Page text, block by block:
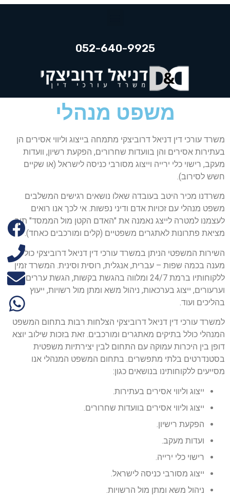
052-640-9925
משפט מנהלי
משרד עורכי דין דניאל דרוביצקי מתמחה בייצוג וליווי אסירים הן
בעתירות אסירים והן בוועדות שחרורים, הפקעת רשיון, וועדות
מעקב, רישוי כלי ירייה וייצוג מסורבי כניסה לישראל (או שקיים
חשש לסירוב).
משרדנו מכיר היטב בעובדה שאלו נושאים רגישים המשלבים
משפט מנהלי עם זכויות אדם ודיני נפשות. אי לכך אנו רואים
לעצמנו למטרה לייצג נאמנה את "האדם הקטן מול הממסד" תוך
מציאת פתרונות לאתגרים משפטיים (קלים ומורכבים כאחד).
השירות המשפטי הניתן במשרד עורכי דין דניאל דרוביצקי כולל
מענה בכמה שפות – עברית, אנגלית, רוסית וסינית. המשרד זמין
ללקוחותיו ברמת 24/7 ומלווה בהגשת בקשות, הגשת עררים
וערעורים, ייצוג בערכאות, ניהול משא ומתן מול רשויות, ייעוץ
בהליכים ועוד.
למשרד עורכי דין דניאל דרוביצקי הצלחות רבות בתחום המשפט
המנהלי כולל בתיקים מאתגרים ומורכבים. זאת בזכות שילוב יוצא
דופן בין היכרות עמוקה עם התחום לבין יצירתיות משפטית
בסטנדרטים בלתי מתפשרים. בתחום המשפט המנהלי אנו
מסייעים ללקוחותינו בנושאים כגון:
ייצוג וליווי אסירים בעתירות.
ייצוג וליווי אסירים בוועדות שחרורים.
הפקעת רישיון.
ועדות מעקב.
רישוי כלי ירייה.
ייצוג מסורבי כניסה לישראל.
ניהול משא ומתן מול הרשויות.